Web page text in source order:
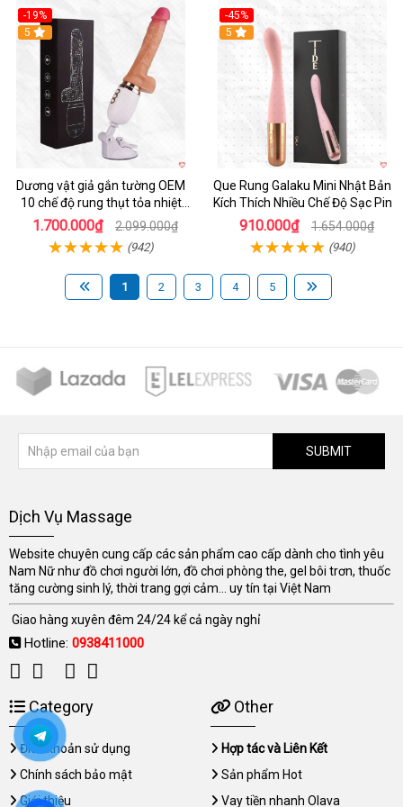
-19%
Hot
5
Dương vật giả gắn tường OEM
10 chế độ rung thụt tỏa nhiệt
siêu thực
1.700.000₫ 2.099.000₫
(942)
-45%
Hot
5
Que Rung Galaku Mini Nhật Bản
Kích Thích Nhiều Chế Độ Sạc Pin
910.000₫ 1.654.000₫
(940)
1 2 3 4 5
SUBMIT
Dịch Vụ Massage
Website chuyên cung cấp các sản phẩm cao cấp dành cho tình yêu
Nam Nữ như đồ chơi người lớn, đồ chơi phòng the, gel bôi trơn, thuốc
tăng cường sinh lý, thời trang gợi cảm... uy tín tại Việt Nam
Giao hàng xuyên đêm 24/24 kể cả ngày nghỉ
Hotline: 0938411000
Category
Điều khoản sử dụng
Chính sách bảo mật
Giới thiệu
Other
Hợp tác và Liên Kết
Sản phẩm Hot
Vay tiền nhanh Olava